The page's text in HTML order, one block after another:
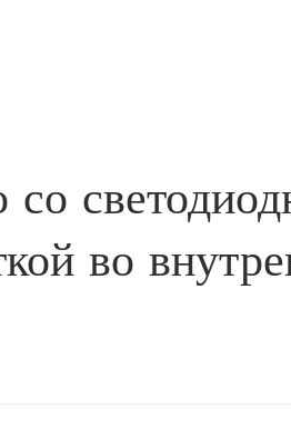
со
во